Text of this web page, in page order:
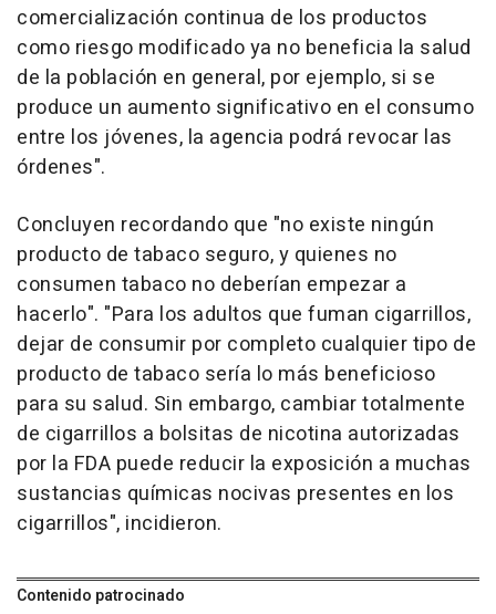
comercialización continua de los productos
como riesgo modificado ya no beneficia la salud
de la población en general, por ejemplo, si se
produce un aumento significativo en el consumo
entre los jóvenes, la agencia podrá revocar las
órdenes".
Concluyen recordando que "no existe ningún
producto de tabaco seguro, y quienes no
consumen tabaco no deberían empezar a
hacerlo". "Para los adultos que fuman cigarrillos,
dejar de consumir por completo cualquier tipo de
producto de tabaco sería lo más beneficioso
para su salud. Sin embargo, cambiar totalmente
de cigarrillos a bolsitas de nicotina autorizadas
por la FDA puede reducir la exposición a muchas
sustancias químicas nocivas presentes en los
cigarrillos", incidieron.
Contenido patrocinado